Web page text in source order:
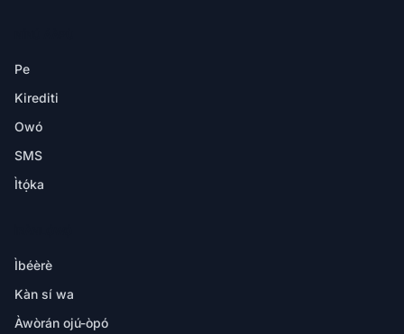
Pe
Kirediti
Owó
SMS
Ìtọ́ka
Ìbéèrè
Kàn sí wa
Àwòrán ojú-òpó